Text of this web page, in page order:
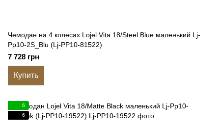
Чемодан на 4 колесах Lojel Vita 18/Steel Blue маленький Lj-
Pp10-2S_Blu (Lj-PP10-81522)
7 728 грн
Купить
6
6